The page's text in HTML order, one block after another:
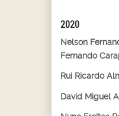
2020
Nelson
Fernando
Rui Ricardo
David Miguel